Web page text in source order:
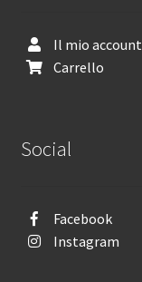
Il mio account
Carrello
Social
Facebook
Instagram